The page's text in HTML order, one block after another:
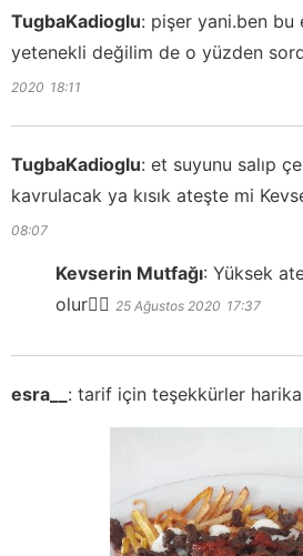
TugbaKadioglu: pişer yani.ben bu
yetenekli değilim de o yüzden
2020 18:11
TugbaKadioglu: et suyunu salıp
kavrulacak ya kısık ateşte mi
08:07
Kevserin Mutfağı: Yüksek
olur👍🏻 25 Ağustos 2020 17:37
esra__ : tarif için teşekkürler